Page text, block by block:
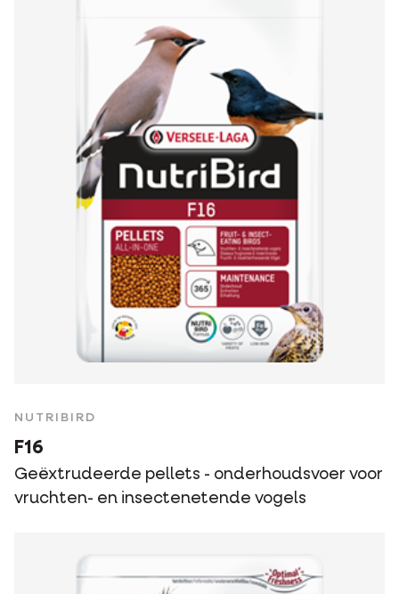
NUTRIBIRD
F16
Geëxtrudeerde pellets - onderhoudsvoer voor
vruchten- en insectenetende vogels